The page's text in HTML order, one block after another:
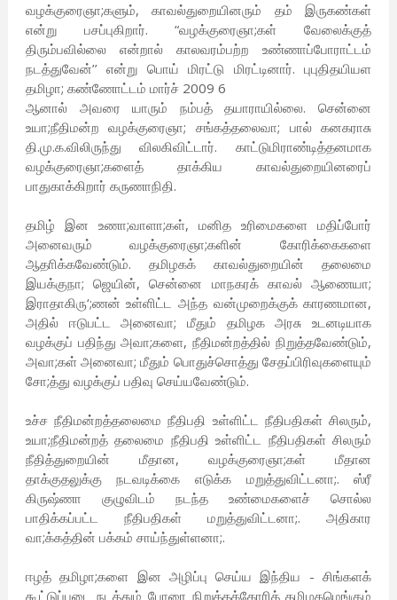
வழக்குரைஞா;களும், காவல்துறையினரும் தம் இருகண்கள்
என்று பசப்புகிறார். “வழக்குரைஞா;கள் வேலைக்குத்
திரும்பவில்லை என்றால் காலவரம்பற்ற உண்ணாப்போராட்டம்
நடத்துவேன்’’ என்று பொய் மிரட்டு மிரட்டினார். புபுதிதயியள
தமிழா; கண்ணோட்டம் மார்ச் 2009 6
ஆனால் அவரை யாரும் நம்பத் தயாராயில்லை. சென்னை
உயா;நீதிமன்ற வழக்குரைஞா; சங்கத்தலைவா; பால் கனகராசு
தி.மு.க.விலிருந்து விலகிவிட்டார். காட்டுமிராண்டித்தனமாக
வழக்குரைஞா;களைத் தாக்கிய காவல்துறையினரைப்
பாதுகாக்கிறார் கருணாநிதி.
தமிழ் இன உணா;வாளா;கள், மனித உரிமைகளை மதிப்போர்
அனைவரும் வழக்குரைஞா;களின் கோரிக்கைகளை
ஆதாிக்கவேண்டும். தமிழகக் காவல்துறையின் தலைமை
இயக்குநா; ஜெயின், சென்னை மாநகரக் காவல் ஆணையா;
இராதாகிரு‘;ணன் உள்ளிட்ட அந்த வன்முறைக்குக் காரணமான,
அதில் ஈடுபட்ட அனைவா; மீதும் தமிழக அரசு உடனடியாக
வழக்குப் பதிந்து அவா;களை, நீதிமன்றத்தில் நிறுத்தவேண்டும்,
அவா;கள் அனைவா; மீதும் பொதுச்சொத்து சேதப்பிரிவுகளையும்
சோ;த்து வழக்குப் பதிவு செய்யவேண்டும்.
உச்ச நீதிமன்றத்தலைமை நீதிபதி உள்ளிட்ட நீதிபதிகள் சிலரும்,
உயா;நீதிமன்றத் தலைமை நீதிபதி உள்ளிட்ட நீதிபதிகள் சிலரும்
நீதித்துறையின் மீதான, வழக்குரைஞா;கள் மீதான
தாக்குதலுக்கு நடவடிக்கை எடுக்க மறுத்துவிட்டனா;. ஸ்ரீ
கிருஷ்ணா குழுவிடம் நடந்த உண்மைகளைச் சொல்ல
பாதிக்கப்பட்ட நீதிபதிகள் மறுத்துவிட்டனா;. அதிகார
வா;க்கத்தின் பக்கம் சாய்ந்துள்ளனா;.
ஈழத் தமிழா;களை இன அழிப்பு செய்ய இந்திய - சிங்களக்
கூட்டுப்படை நடத்தும் போரை நிறுத்தக்கோரித் தமிழகமெங்கும்